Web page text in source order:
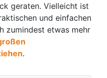
geraten. Vielleicht ist
und einfachen
zumindest etwas mehr
.